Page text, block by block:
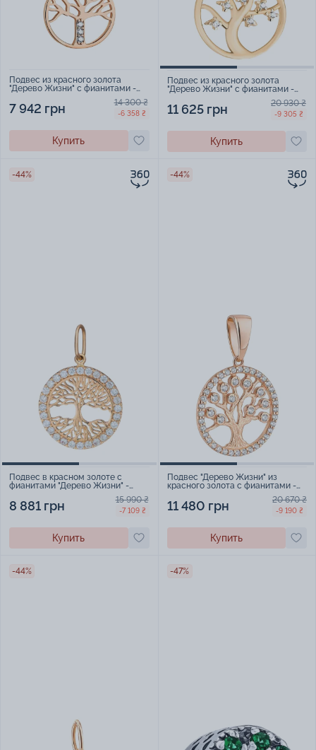
Подвес из красного золота
"Дерево Жизни" с фианитами -
7 942 грн 14 300 ₴
-6 358 ₴
Купить
Подвес из красного золота
"Дерево Жизни" с фианитами -
11 625 грн 20 930 ₴
-9 305 ₴
Купить
-44%
Подвес в красном золоте с
фианитами "Дерево Жизни" -
8 881 грн 15 990 ₴
-7 109 ₴
Купить
-44%
Подвес "Дерево Жизни" из
красного золота с фианитами -
11 480 грн 20 670 ₴
-9 190 ₴
Купить
-44% -47%